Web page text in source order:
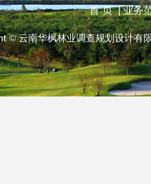
首 页 |业务
© 云南华枫林业调查规划设计有